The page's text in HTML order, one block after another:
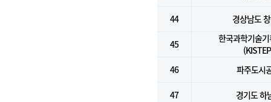
44 경상남도
45
한국과학기술
46
파주도시
47 경기도 하